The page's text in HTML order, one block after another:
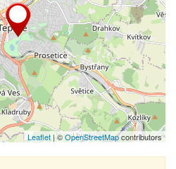
Leaflet | ©OpenStreetMapcontributors